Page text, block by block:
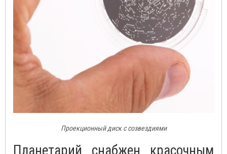
Проекционный диск с созвездиями
Планетарий снабжен красочным